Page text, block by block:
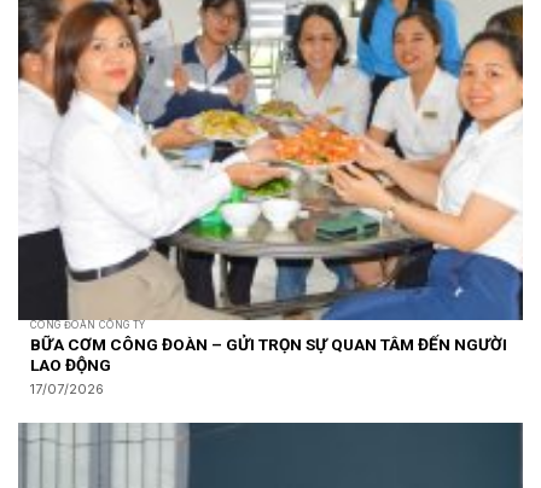
CÔNG ĐOÀN CÔNG TY
BỮA CƠM CÔNG ĐOÀN – GỬI TRỌN SỰ QUAN TÂM ĐẾN NGƯỜI
LAO ĐỘNG
17/07/2026